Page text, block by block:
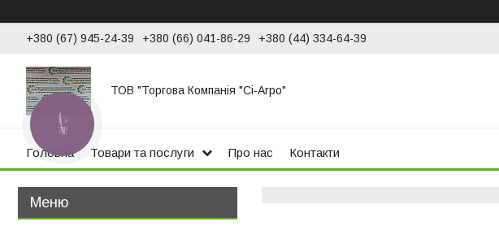
+380 (67) 945-24-39 +380 (66) 041-86-29 +380 (44) 334-64-39
ТОВ "Торгова Компанія "Сі-Агро"
Головна Товари та послуги Про нас Контакти
КНОПКА
ЗВ'ЯЗКУ